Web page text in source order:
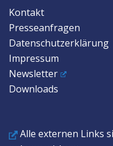
Kontakt
Presseanfragen
Datenschutzerklärung
Impressum
Newsletter
Downloads
Alle externen Links